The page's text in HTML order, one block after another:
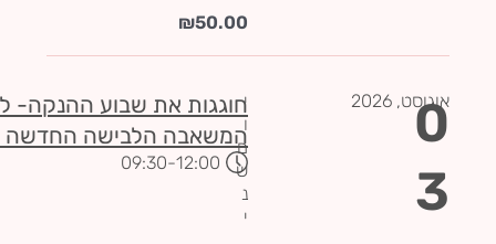
₪50.00
0
3
אוגוסט, 2026
י
ו
ם
ש
נ
י
חוגגות את שבוע ההנקה-
המשאבה הלבישה החדשה
12:00
-09:30